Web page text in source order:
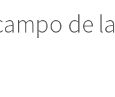
de la